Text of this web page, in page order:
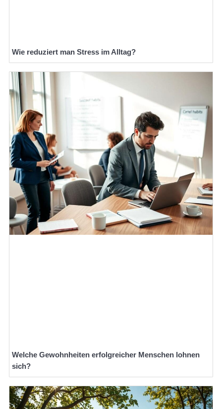
Wie reduziert man Stress im Alltag?
Welche Gewohnheiten erfolgreicher Menschen lohnen
sich?